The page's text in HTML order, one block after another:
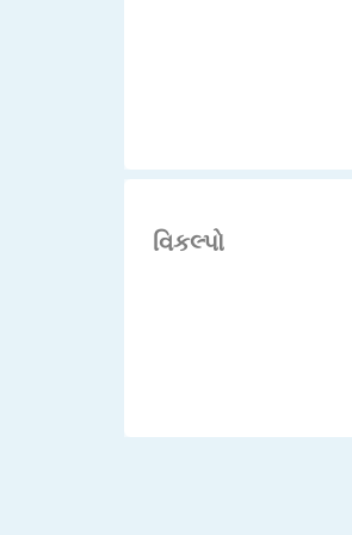
વિકલ્પો